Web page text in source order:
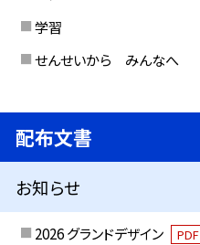
学習
せんせいから みんなへ
配布文書
お知らせ
2026 グランドデザイン PDF